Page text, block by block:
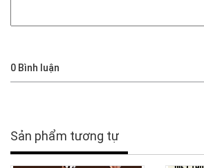
0 Bình luận
Sản phẩm tương tự